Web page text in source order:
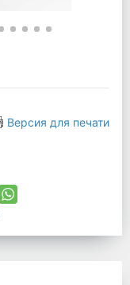
Версия для печати